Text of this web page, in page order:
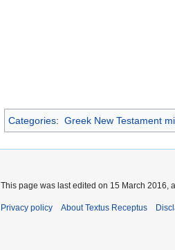
Categories: Greek New Testament
This page was last edited on 15 March 2016,
Privacy policy About Textus Receptus